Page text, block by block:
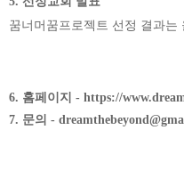
꿈너머꿈프로젝트 선정 결과는
6. 홈페이지 - https://
7. 문의 -